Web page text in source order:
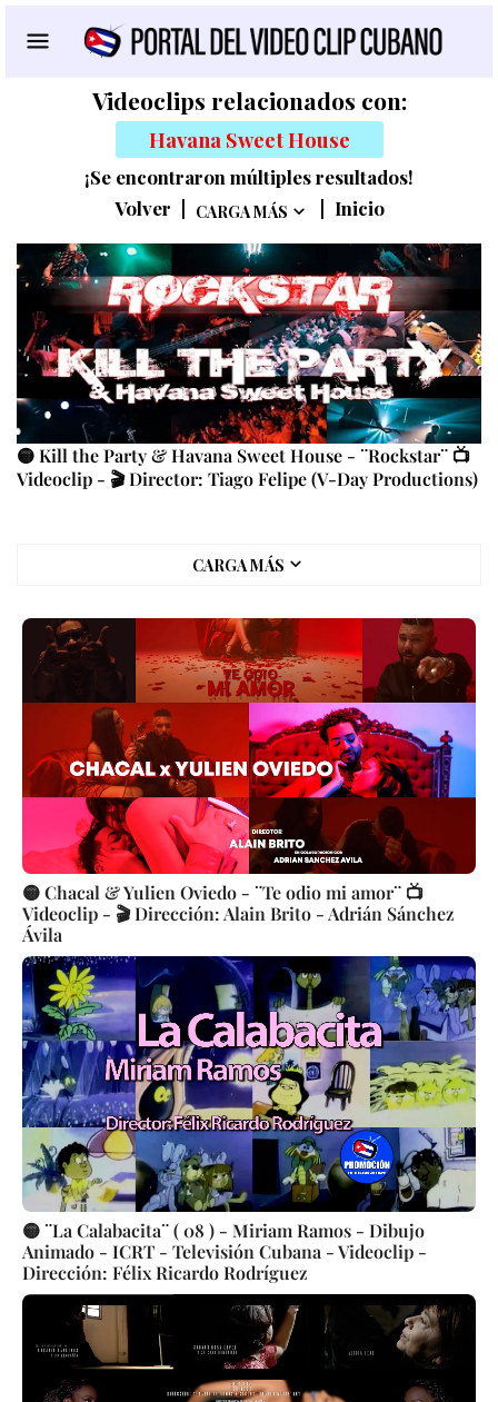
Videoclips relacionados con:
Havana Sweet House
¡Se encontraron múltiples resultados!
Volver
CARGA MÁS Inicio
🟡 Kill the Party & Havana Sweet House - ¨Rockstar¨ 📺
Videoclip - 🎬 Director: Tiago Felipe (V-Day Productions)
CARGA MÁS
🟡 Chacal & Yulien Oviedo - ¨Te odio mi amor¨ 📺
Videoclip - 🎬 Dirección: Alain Brito - Adrián Sánchez
Ávila
🟡 ¨La Calabacita¨ ( 08 ) - Miriam Ramos - Dibujo
Animado - ICRT - Televisión Cubana - Videoclip -
Dirección: Félix Ricardo Rodríguez